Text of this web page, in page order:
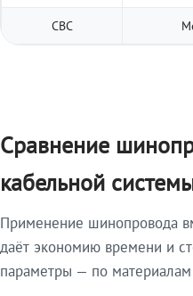
СВС
Сравнение
кабельной
Применение шинопровода
даёт экономию времени и
параметры — по материалам